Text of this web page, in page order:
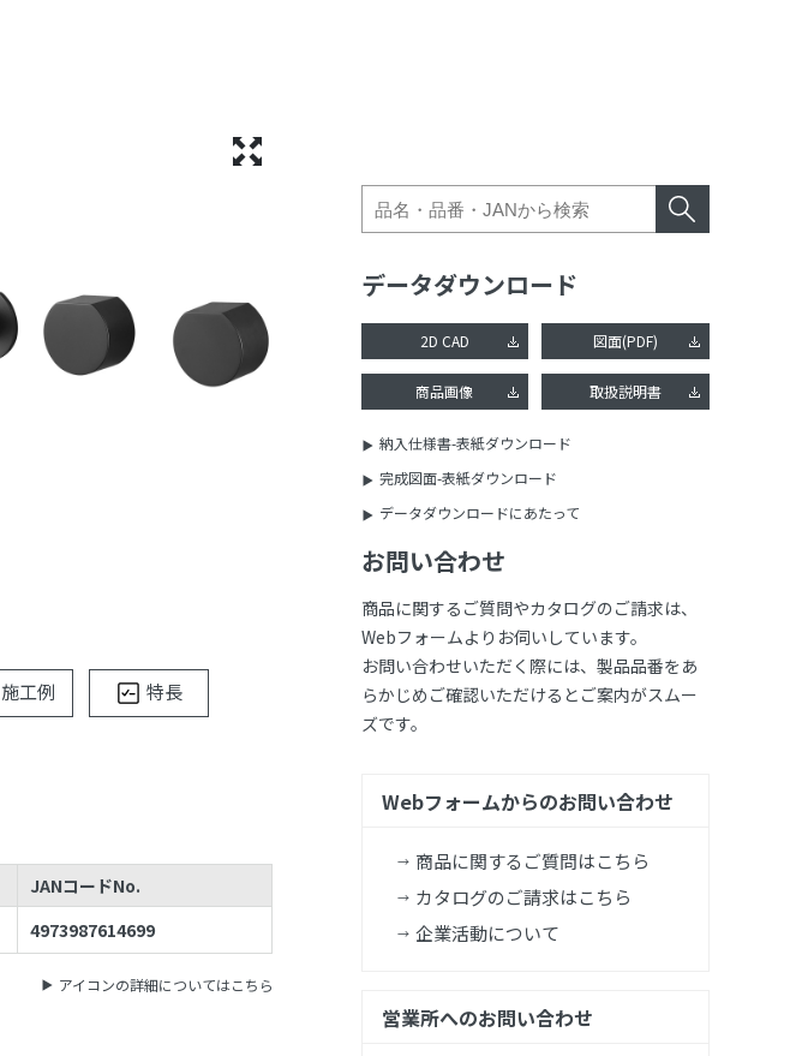
施工例 特長
JANコードNo.
4973987614699
アイコンの詳細についてはこちら
データダウンロード
2D CAD 図面(PDF)
商品画像 取扱説明書
納入仕様書-表紙ダウンロード
完成図面-表紙ダウンロード
データダウンロードにあたって
お問い合わせ
商品に関するご質問やカタログのご請求は、
Webフォームよりお伺いしています。
お問い合わせいただく際には、製品品番をあ
らかじめご確認いただけるとご案内がスムー
ズです。
Webフォームからのお問い合わせ
商品に関するご質問はこちら
カタログのご請求はこちら
企業活動について
営業所へのお問い合わせ